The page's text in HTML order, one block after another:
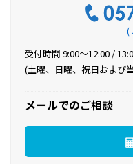
(
受付時間 9:00〜12:00 /
(土曜、日曜、祝日および
メールでのご相談